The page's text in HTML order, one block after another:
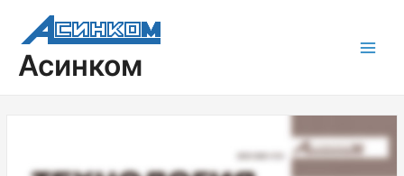
Асинком
записям